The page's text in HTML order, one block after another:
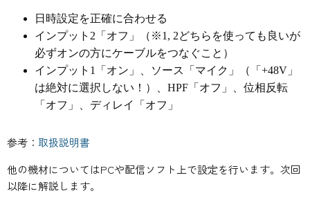
日時設定を正確に合わせる
インプット2「オフ」（※1, 2どちらを使っても良いが
必ずオンの方にケーブルをつなぐこと）
インプット1「オン」、ソース「マイク」（「+48V」
は絶対に選択しない！）、HPF「オフ」、位相反転
「オフ」、ディレイ「オフ」
参考： 取扱説明書
他の機材についてはPCや配信ソフト上で設定を行います。次回
以降に解説します。